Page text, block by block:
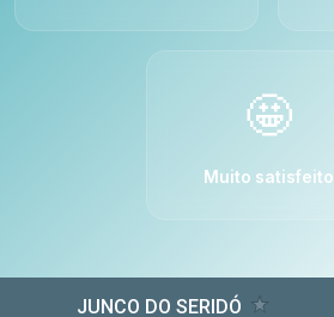
🤩
Muito satisfeito